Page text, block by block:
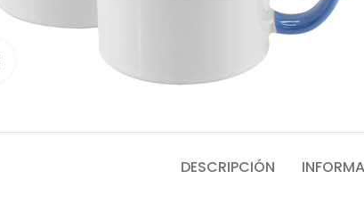
DESCRIPCIÓN